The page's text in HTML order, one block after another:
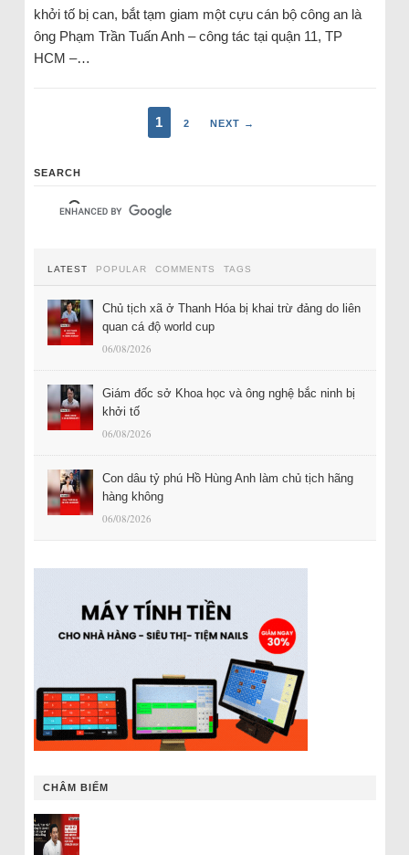
khởi tố bị can, bắt tạm giam một cựu cán bộ công an là
ông Phạm Trần Tuấn Anh – công tác tại quận 11, TP
HCM –…
1 2 NEXT →
SEARCH
LATEST POPULAR COMMENTS TAGS
Chủ tịch xã ở Thanh Hóa bị khai trừ đảng do liên
quan cá độ world cup
06/08/2026
Giám đốc sở Khoa học và ông nghệ bắc ninh bị
khởi tố
06/08/2026
Con dâu tỷ phú Hồ Hùng Anh làm chủ tịch hãng
hàng không
06/08/2026
CHÂM BIẾM